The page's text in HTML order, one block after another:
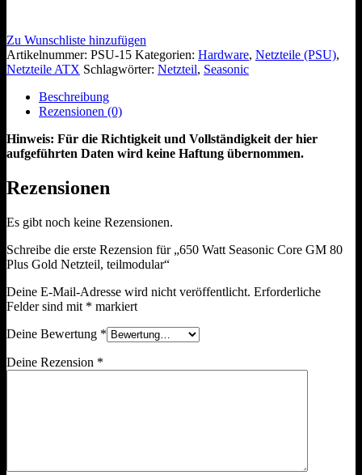
Zu Wunschliste hinzufügen
Artikelnummer: PSU-15 Kategorien: Hardware, Netzteile (PSU),
Netzteile ATX Schlagwörter: Netzteil, Seasonic
Beschreibung
Rezensionen (0)
Hinweis: Für die Richtigkeit und Vollständigkeit der hier
aufgeführten Daten wird keine Haftung übernommen.
Rezensionen
Es gibt noch keine Rezensionen.
Schreibe die erste Rezension für „650 Watt Seasonic Core GM 80
Plus Gold Netzteil, teilmodular“
Deine E-Mail-Adresse wird nicht veröffentlicht. Erforderliche
Felder sind mit * markiert
Deine Bewertung *
Deine Rezension *